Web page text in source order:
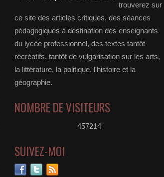
trouverez sur
ce site des articles critiques, des séances
pédagogiques à destination des enseignants
du lycée professionnel, des textes tantôt
récréatifs, tantôt de vulgarisation sur les arts,
la littérature, la politique, l'histoire et la
géographie.
NOMBRE DE VISITEURS
457214
SUIVEZ-MOI